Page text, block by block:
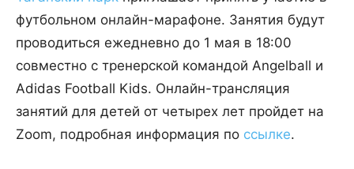
футбольном онлайн-марафоне. Занятия будут
проводиться ежедневно до 1 мая в 18:00
совместно с тренерской командой Angelball и
Adidas Football Kids. Онлайн-трансляция
занятий для детей от четырех лет пройдет на
Zoom, подробная информация по ссылке.